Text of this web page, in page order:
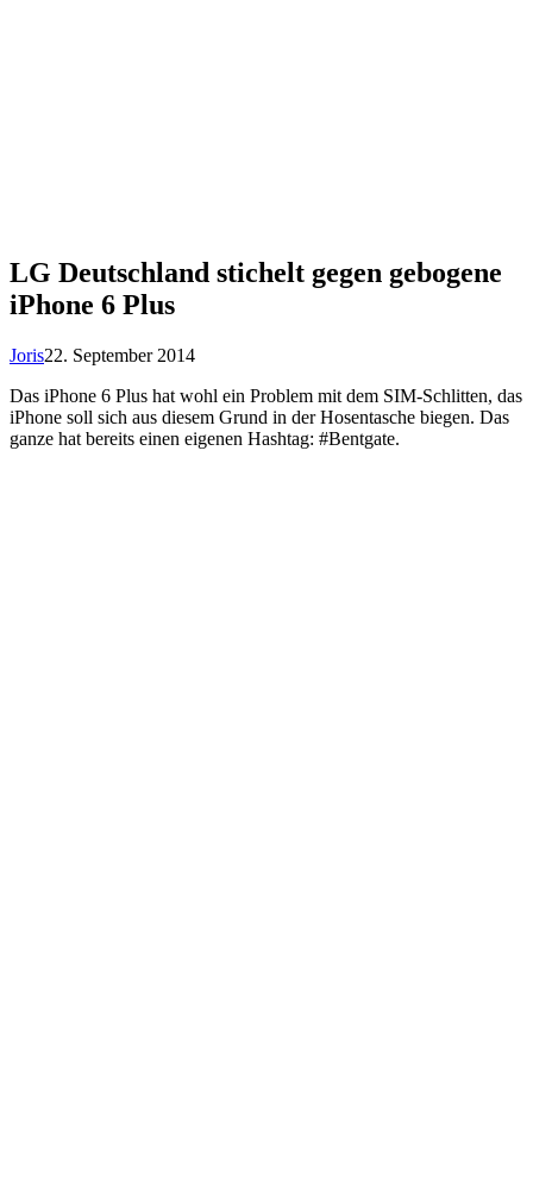
LG Deutschland stichelt gegen gebogene
iPhone 6 Plus
Joris22. September 2014
Das iPhone 6 Plus hat wohl ein Problem mit dem SIM-Schlitten, das
iPhone soll sich aus diesem Grund in der Hosentasche biegen. Das
ganze hat bereits einen eigenen Hashtag: #Bentgate.